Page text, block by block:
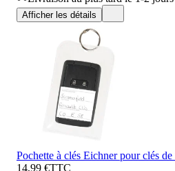
Afficher les détails
Pochette à clés Eichner pour clés
14,99 €TTC